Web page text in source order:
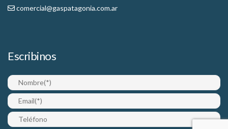
comercial@gaspatagonia.com.ar
Escribinos